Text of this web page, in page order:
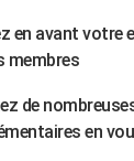
en avant votre
membres
de
en